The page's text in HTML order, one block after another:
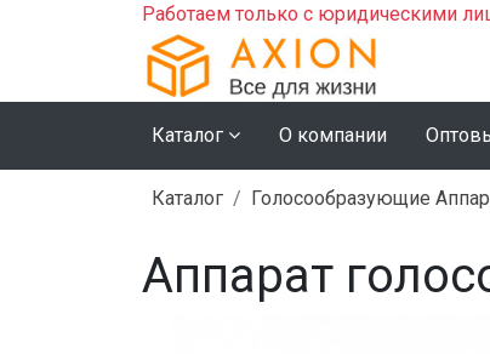
Работаем только с юридическими
Каталог О компании
Каталог Голосообразующие
Аппарат